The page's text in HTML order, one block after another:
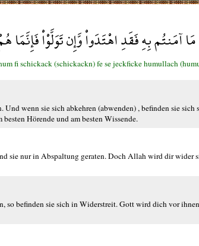
آمَنتُم بِهِ فَقَدِ اهْتَدَواْ وَّإِن تَوَلَّوْاْ
fi schickack (schickackn) fe se jeckficke humullach
wenn sie sich abkehren (abwenden) , befinden sie
Hörende und am besten Wissende.
sie nur in Abspaltung geraten. Doch Allah wird dir wider
so befinden sie sich in Widerstreit. Gott wird dich vor